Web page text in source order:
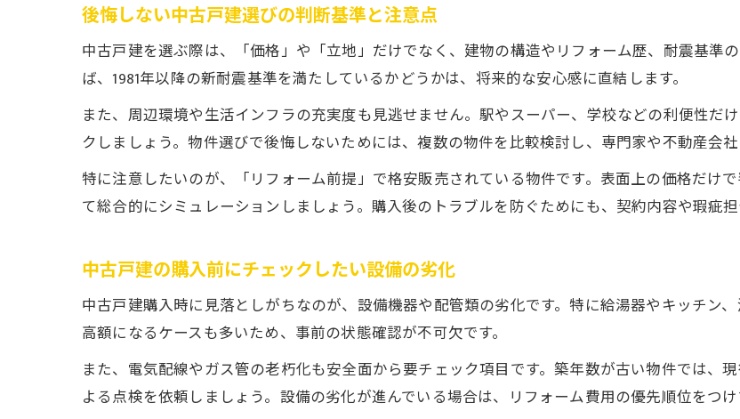
もし中古戸建を低予算で改修するなら注目点は
中古戸建工事で予算内リフォームを成功さ
中古戸建で費用を抑える部位別リフォーム
中古戸建工事で予算に応じた水回り改修の
中古戸建工事で内装リフレッシュを実現す
中古戸建工事で賢く活用したい補助金制度
築古中古戸建工事の後悔を防ぐチェックリスト
中古戸建工事で見逃せない老朽化チェック
中古戸建工事で評価したい配管や電気設備
中古戸建工事の後悔事例から学ぶ注意点まと
中古戸建工事後に長く安心して住むための
費用内で叶える中古戸建リノベーション戦略
後悔しない中古戸建選びの判断基準と注意点
中古戸建を選ぶ際は、「価格」や「立地」だけでなく、建物の構造やリフォーム歴、耐震基準
ば、1981年以降の新耐震基準を満たしているかどうかは、将来的な安心感に直結します。
また、周辺環境や生活インフラの充実度も見逃せません。駅やスーパー、学校などの利便性だ
クしましょう。物件選びで後悔しないためには、複数の物件を比較検討し、専門家や不動産会
特に注意したいのが、「リフォーム前提」で格安販売されている物件です。表面上の価格だけ
て総合的にシミュレーションしましょう。購入後のトラブルを防ぐためにも、契約内容や瑕疵
中古戸建の購入前にチェックしたい設備の劣化
中古戸建購入時に見落としがちなのが、設備機器や配管類の劣化です。特に給湯器やキッチン
高額になるケースも多いため、事前の状態確認が不可欠です。
また、電気配線やガス管の老朽化も安全面から要チェック項目です。築年数が古い物件では、
よる点検を依頼しましょう。設備の劣化が進んでいる場合は、リフォーム費用の優先順位をつ